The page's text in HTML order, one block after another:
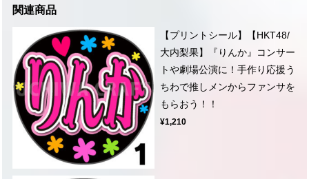
関連商品
【プリントシール】【HKT48/
大内梨果】『りんか』コンサー
トや劇場公演に！手作り応援う
ちわで推しメンからファンサを
もらおう！！
¥1,210